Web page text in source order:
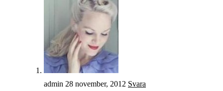
admin 28 november, 2012 Svara